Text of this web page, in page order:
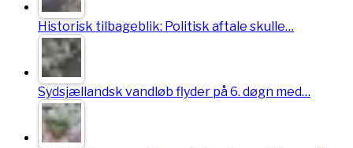
Historisk tilbageblik: Politisk aftale skulle…
Sydsjællandsk vandløb flyder på 6. døgn med…